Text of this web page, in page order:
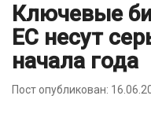
Ключевые
ЕС несут
начала года
Пост опубликован: